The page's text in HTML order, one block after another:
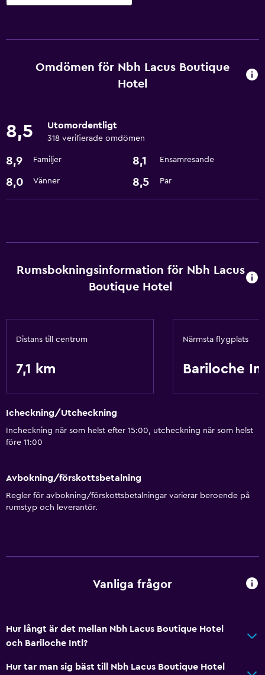
Rumservice
Expressutcheckning
Spa
Tvättstuga
Tvättstuga
Internet
Flygbuss
Media och underhållning
Kabel- eller satellit-TV
Badrum
Restauranger
Minibar
Omdömen för Nbh Lacus Boutique
Hotel
8,5 Utomordentligt
318 verifierade omdömen
8,9 Familjer 8,1 Ensamresande
8,0 Vänner 8,5 Par
Rumsbokningsinformation för Nbh Lacus
Boutique Hotel
Distans till centrum
7,1 km
Närmsta flygplats
Bariloche
Icheckning/Utcheckning
Incheckning när som helst efter 15:00, utcheckning när som helst
före 11:00
Avbokning/förskottsbetalning
Regler för avbokning/förskottsbetalningar varierar beroende på
rumstyp och leverantör.
Vanliga frågor
Hur långt är det mellan Nbh Lacus Boutique Hotel
och Bariloche Intl?
Hur tar man sig bäst till Nbh Lacus Boutique Hotel